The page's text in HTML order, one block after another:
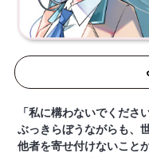
「私に構わないでください
ぶっきらぼうながらも、
他者を寄せ付けないこと